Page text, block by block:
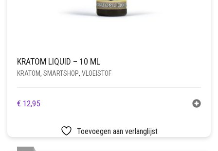
KRATOM LIQUID – 10 ML
KRATOM, SMARTSHOP, VLOEISTOF
€ 12,95
Toevoegen aan verlanglijst